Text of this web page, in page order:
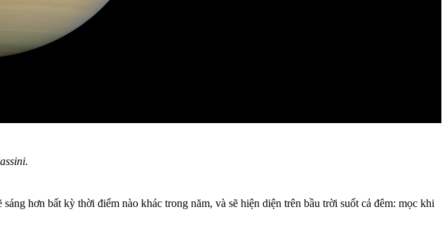
hơn bất kỳ thời điểm nào khác trong năm, và sẽ hiện diện trên bầu trời suốt cả đêm: mọc khi